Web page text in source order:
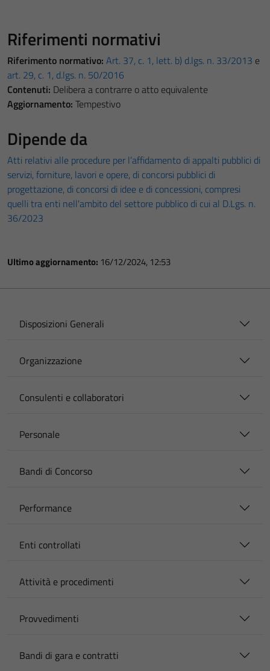
Riferimenti normativi
Riferimento normativo: Art. 37, c. 1, lett. b) d.lgs. n. 33/2013 e
art. 29, c. 1, d.lgs. n. 50/2016
Contenuti: Delibera a contrarre o atto equivalente
Aggiornamento: Tempestivo
Dipende da
Atti relativi alle procedure per l’affidamento di appalti pubblici di
servizi, forniture, lavori e opere, di concorsi pubblici di
progettazione, di concorsi di idee e di concessioni, compresi
quelli tra enti nell'ambito del settore pubblico di cui al D.Lgs. n.
36/2023
Ultimo aggiornamento: 16/12/2024, 12:53
Disposizioni Generali
Organizzazione
Consulenti e collaboratori
Personale
Bandi di Concorso
Performance
Enti controllati
Attività e procedimenti
Provvedimenti
Bandi di gara e contratti